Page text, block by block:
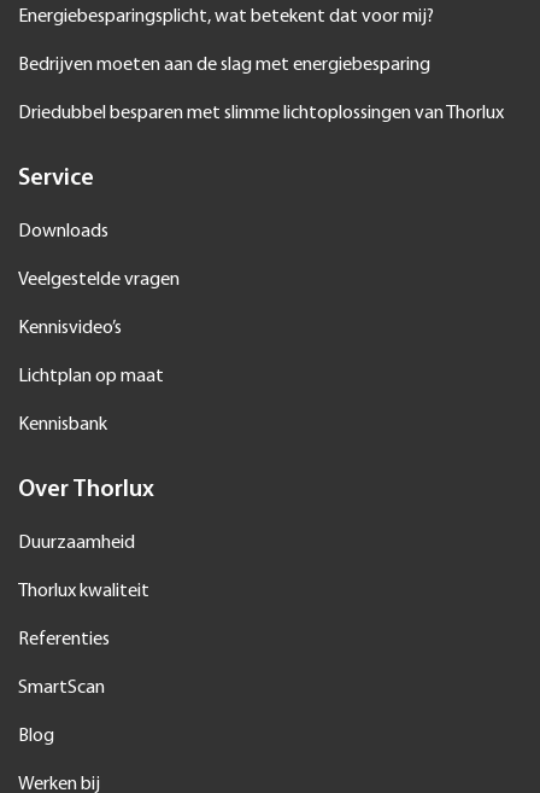
Energiebesparingsplicht, wat betekent dat voor mij?
Bedrijven moeten aan de slag met energiebesparing
Driedubbel besparen met slimme lichtoplossingen van Thorlux
Service
Downloads
Veelgestelde vragen
Kennisvideo’s
Lichtplan op maat
Kennisbank
Over Thorlux
Duurzaamheid
Thorlux kwaliteit
Referenties
SmartScan
Blog
Werken bij